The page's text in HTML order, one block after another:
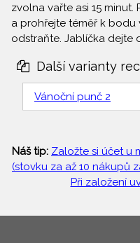
zvolna vařte asi 15
a prohřejte téměř k bodu
odstraňte. Jablíčka dejte
Další varianty
Vánoční punč 2
Náš tip: Založte si účet u
(stovku za až 10 nákupů
Při založení